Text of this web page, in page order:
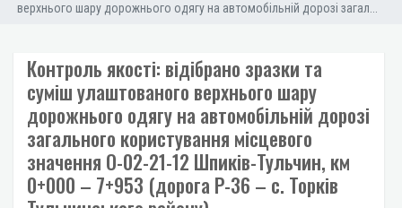
верхнього шару дорожнього одягу на автомобільній дорозі загал...
Контроль якості: відібрано зразки та
суміш улаштованого верхнього шару
дорожнього одягу на автомобільній дорозі
загального користування місцевого
значення О-02-21-12 Шпиків-Тульчин, км
0+000 – 7+953 (дорога Р-36 – с. Торків